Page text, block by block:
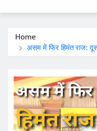
Home
असम में फिर हिमंत राज: